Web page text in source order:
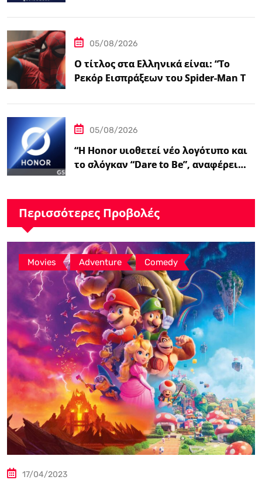
05/08/2026
Ο τίτλος στα Ελληνικά είναι: “Το
Ρεκόρ Εισπράξεων του Spider-Man Το
05/08/2026
“Η Honor υιοθετεί νέο λογότυπο και
το σλόγκαν “Dare to Be”, αναφέρει…
Περισσότερες Προβολές
Movies , Adventure , Comedy
17/04/2023